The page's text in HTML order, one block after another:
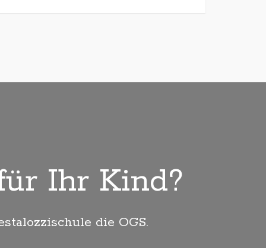
Ihr Kind?
die OGS.